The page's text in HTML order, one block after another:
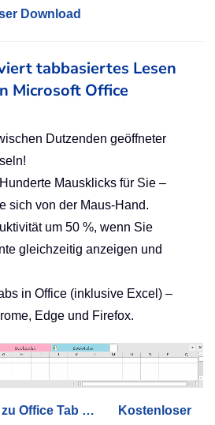
Download
tabbasiertes Lesen
Microsoft Office
Dutzenden geöffneter
Mausklicks für Sie –
sich von der Maus-Hand.
um 50 %, wenn Sie
gleichzeitig anzeigen und
in Office (inklusive Excel) –
Edge und Firefox.
Office Tab …
Kostenloser